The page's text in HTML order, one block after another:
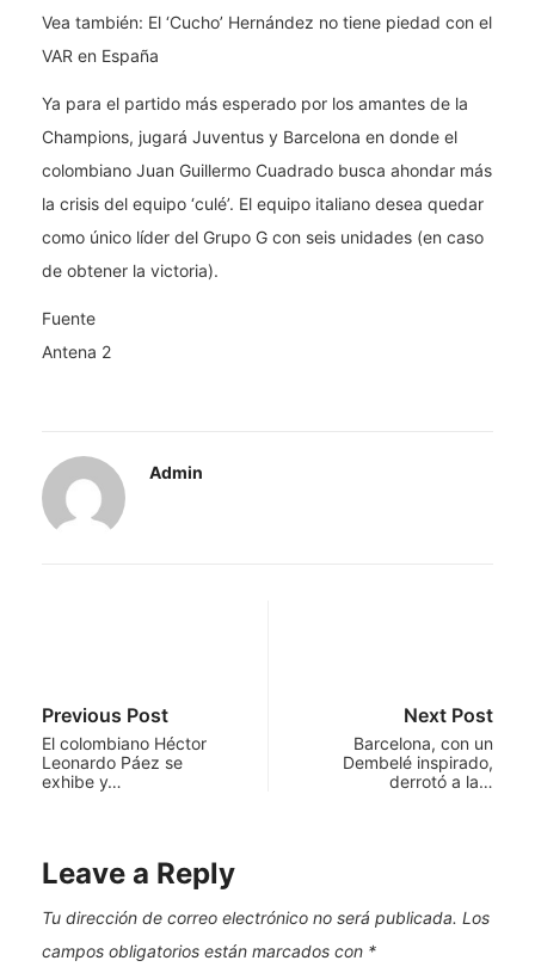
Vea también: El ‘Cucho’ Hernández no tiene piedad con el
VAR en España
Ya para el partido más esperado por los amantes de la
Champions, jugará Juventus y Barcelona en donde el
colombiano Juan Guillermo Cuadrado busca ahondar más
la crisis del equipo ‘culé’. El equipo italiano desea quedar
como único líder del Grupo G con seis unidades (en caso
de obtener la victoria).
Fuente
Antena 2
Admin
Previous Post
El colombiano Héctor
Leonardo Páez se
exhibe y…
Next Post
Barcelona, con un
Dembelé inspirado,
derrotó a la…
Leave a Reply
Tu dirección de correo electrónico no será publicada. Los
campos obligatorios están marcados con *